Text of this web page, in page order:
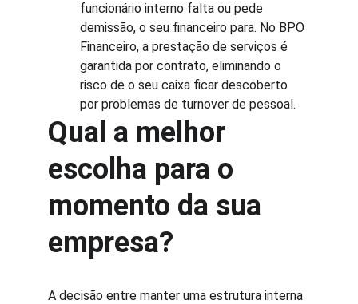
funcionário interno falta ou pede
demissão, o seu financeiro para. No BPO
Financeiro, a prestação de serviços é
garantida por contrato, eliminando o
risco de o seu caixa ficar descoberto
por problemas de turnover de pessoal.
Qual a melhor
escolha para o
momento da sua
empresa?
A decisão entre manter uma estrutura interna